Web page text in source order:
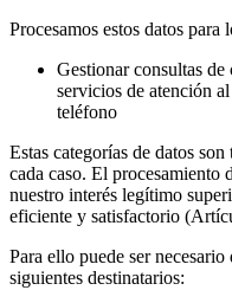
Procesamos estos datos para
Gestionar consultas
servicios de atención
teléfono
Estas categorías de datos
cada caso. El procesamiento
nuestro interés legítimo
eficiente y satisfactorio
Para ello puede ser
siguientes destinatarios: